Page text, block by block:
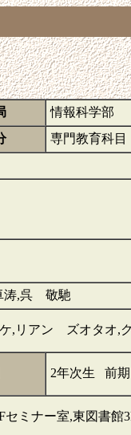
情報科学部
専門教育科目
涛,呉 敬馳
,リアン ズオタオ,
2年次生 前期
ミナー室,東図書館